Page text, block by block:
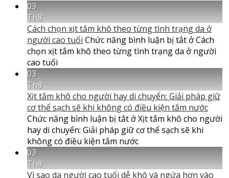
03
Th8
Cách chọn xịt tắm khô theo từng tình trạng da ở
người cao tuổi Chức năng bình luận bị tắt ở Cách
chọn xịt tắm khô theo từng tình trạng da ở người
cao tuổi
03
Th8
Xịt tắm khô cho người hay di chuyển: Giải pháp giữ
cơ thể sạch sẽ khi không có điều kiện tắm nước
Chức năng bình luận bị tắt ở Xịt tắm khô cho người
hay di chuyển: Giải pháp giữ cơ thể sạch sẽ khi
không có điều kiện tắm nước
03
Th8
Vì sao da người cao tuổi dễ khô và ngứa hơn vào